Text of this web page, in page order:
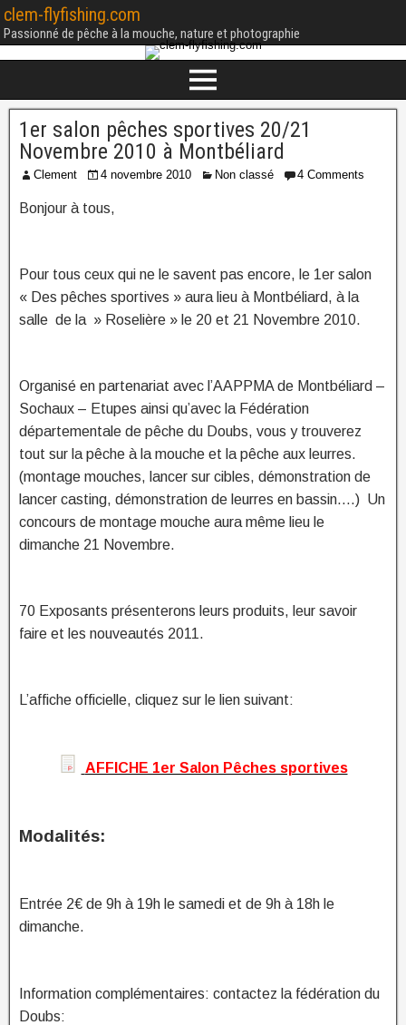
clem-flyfishing.com
Passionné de pêche à la mouche, nature et photographie
1er salon pêches sportives 20/21
Novembre 2010 à Montbéliard
Clement 4 novembre 2010 Non classé 4 Comments
Bonjour à tous,
Pour tous ceux qui ne le savent pas encore, le 1er salon
« Des pêches sportives » aura lieu à Montbéliard, à la
salle de la » Roselière » le 20 et 21 Novembre 2010.
Organisé en partenariat avec l’AAPPMA de Montbéliard –
Sochaux – Etupes ainsi qu’avec la Fédération
départementale de pêche du Doubs, vous y trouverez
tout sur la pêche à la mouche et la pêche aux leurres.
(montage mouches, lancer sur cibles, démonstration de
lancer casting, démonstration de leurres en bassin….) Un
concours de montage mouche aura même lieu le
dimanche 21 Novembre.
70 Exposants présenterons leurs produits, leur savoir
faire et les nouveautés 2011.
L’affiche officielle, cliquez sur le lien suivant:
AFFICHE 1er Salon Pêches sportives
Modalités:
Entrée 2€ de 9h à 19h le samedi et de 9h à 18h le
dimanche.
Information complémentaires: contactez la fédération du
Doubs: